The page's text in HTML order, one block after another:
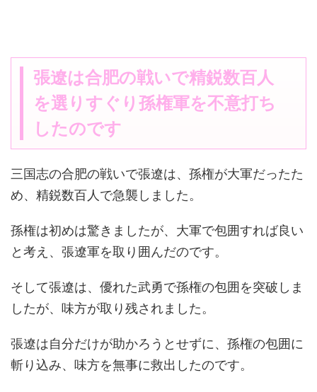
張遼は合肥の戦いで精鋭数百人
を選りすぐり孫権軍を不意打ち
したのです
三国志の合肥の戦いで張遼は、孫権が大軍だったた
め、精鋭数百人で急襲しました。
孫権は初めは驚きましたが、大軍で包囲すれば良い
と考え、張遼軍を取り囲んだのです。
そして張遼は、優れた武勇で孫権の包囲を突破しま
したが、味方が取り残されました。
張遼は自分だけが助かろうとせずに、孫権の包囲に
斬り込み、味方を無事に救出したのです。